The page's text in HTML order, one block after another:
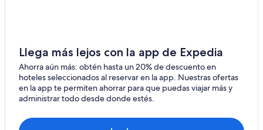
Moteles en Washington
Hoteles cerca de Lago Quinault
Hoteles para ir de compras en Pacific Beach
Hoteles baratos en Pacific Beach
Hoteles cerca del acuario en Pacific Beach
Llega más lejos con la app de Expedia
Ahorra aún más: obtén hasta un 20% de descuento en
hoteles seleccionados al reservar en la app. Nuestras ofertas
en la app te permiten ahorrar para que puedas viajar más y
administrar todo desde donde estés.